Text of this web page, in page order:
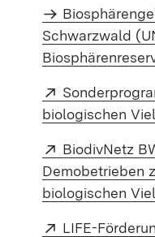
Schwarzwald
Extern:
biologischen
Extern:
BiodivNetz
Demobetrieben
biologischen
Extern:
LIFE-